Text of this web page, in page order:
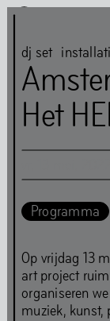
Het HEM
Kunst
Eten
dj set
Het
Programma
Op vrijdag 13
art project
organiseren
muziek, kunst,